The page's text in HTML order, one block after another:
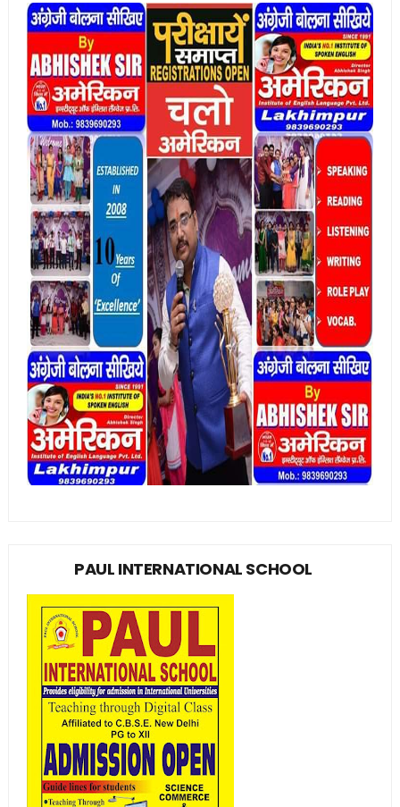
PAUL INTERNATIONAL SCHOOL